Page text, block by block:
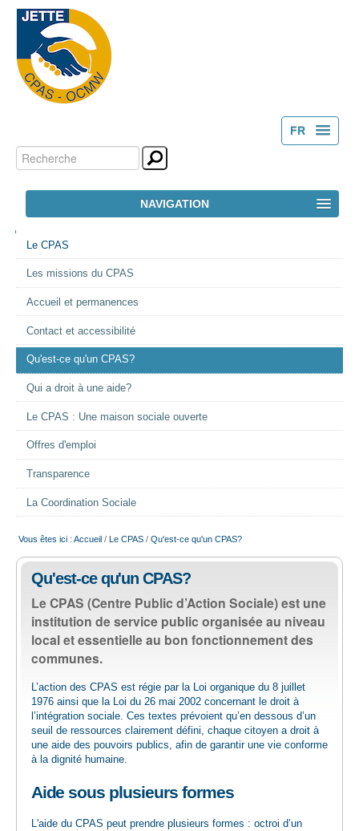
FR
Outils
personnels
Chercher par
Recherche
NAVIGATION
LE CPAS
ACTION SOCIALE
EMPLOI
AIDE ALIMENTAIRE
SENIORS
CULTURE ET JEUNESSE
NAVIGATION
Le CPAS
Les missions du CPAS
Accueil et permanences
Contact et accessibilité
Qu'est-ce qu'un CPAS?
Qui a droit à une aide?
Le CPAS : Une maison sociale ouverte
Offres d'emploi
Transparence
La Coordination Sociale
Vous êtes ici : Accueil / Le CPAS / Qu'est-ce qu'un CPAS?
Qu'est-ce qu'un CPAS?
Le CPAS (Centre Public d’Action Sociale) est une
institution de service public organisée au niveau
local et essentielle au bon fonctionnement des
communes.
L’action des CPAS est régie par la Loi organique du 8 juillet
1976 ainsi que la Loi du 26 mai 2002 concernant le droit à
l’intégration sociale. Ces textes prévoient qu’en dessous d’un
seuil de ressources clairement défini, chaque citoyen a droit à
une aide des pouvoirs publics, afin de garantir une vie conforme
à la dignité humaine.
Aide sous plusieurs formes
L'aide du CPAS peut prendre plusieurs formes : octroi d’un